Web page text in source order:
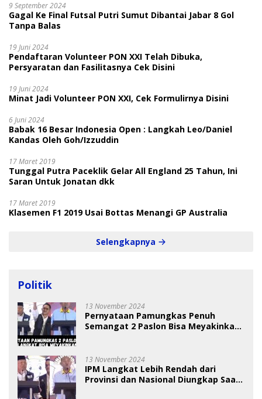
9 September 2024
Gagal Ke Final Futsal Putri Sumut Dibantai Jabar 8 Gol
Tanpa Balas
19 Juni 2024
Pendaftaran Volunteer PON XXI Telah Dibuka,
Persyaratan dan Fasilitasnya Cek Disini
19 Juni 2024
Minat Jadi Volunteer PON XXI, Cek Formulirnya Disini
6 Juni 2024
Babak 16 Besar Indonesia Open : Langkah Leo/Daniel
Kandas Oleh Goh/Izzuddin
17 Maret 2019
Tunggal Putra Paceklik Gelar All England 25 Tahun, Ini
Saran Untuk Jonatan dkk
17 Maret 2019
Klasemen F1 2019 Usai Bottas Menangi GP Australia
Selengkapnya
Politik
13 November 2024
Pernyataan Pamungkas Penuh
Semangat 2 Paslon Bisa Meyakinkan
13 November 2024
IPM Langkat Lebih Rendah dari
Provinsi dan Nasional Diungkap Saat